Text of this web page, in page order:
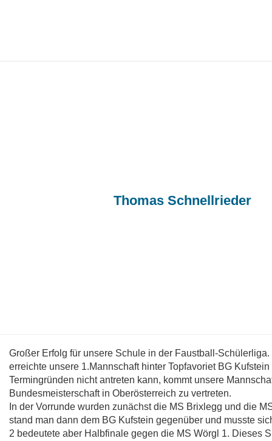
Thomas Schnellrieder
Großer Erfolg für unsere Schule in der Faustball-
erreichte unsere 1.Mannschaft hinter Topfavoriet BG
Termingründen nicht antreten kann, kommt unsere
Bundesmeisterschaft in Oberösterreich zu vertreten.
In der Vorrunde wurden zunächst die MS Brixlegg und die
stand man dann dem BG Kufstein gegenüber und musste
2 bedeutete aber Halbfinale gegen die MS Wörgl 1. Dieses